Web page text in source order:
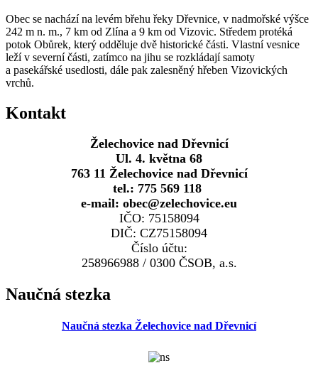
Obec se nachází na levém břehu řeky Dřevnice, v nadmořské výšce
242 m n. m., 7 km od Zlína a 9 km od Vizovic. Středem protéká
potok Obůrek, který odděluje dvě historické části. Vlastní vesnice
leží v severní části, zatímco na jihu se rozkládají samoty
a pasekářské usedlosti, dále pak zalesněný hřeben Vizovických
vrchů.
Kontakt
Želechovice nad Dřevnicí
Ul. 4. května 68
763 11 Želechovice nad Dřevnicí
tel.: 775 569 118
e-mail: obec@zelechovice.eu
IČO: 75158094
DIČ: CZ75158094
Číslo účtu:
258966988 / 0300 ČSOB, a.s.
Naučná stezka
Naučná stezka Želechovice nad Dřevnicí